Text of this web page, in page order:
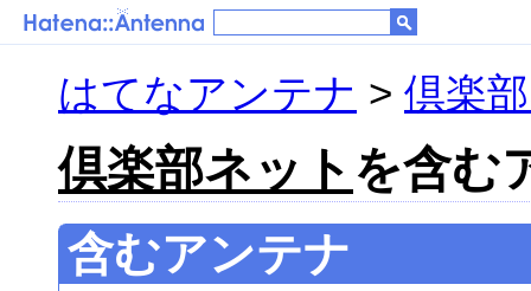
はてなアンテナ > 倶楽
倶楽部ネット を含む
含むアンテナ